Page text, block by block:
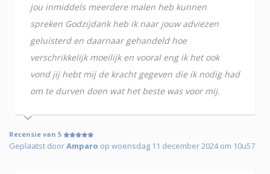
jou inmiddels meerdere malen heb kunnen
spreken Godzijdank heb ik naar jouw adviezen
geluisterd en daarnaar gehandeld hoe
verschrikkelijk moeilijk en vooral eng ik het ook
vond jij hebt mij de kracht gegeven die ik nodig had
om te durven doen wat het beste was voor mij.
Recensie van 5
Geplaatst doorAmparo op woensdag 11 december 2024 om 10u57